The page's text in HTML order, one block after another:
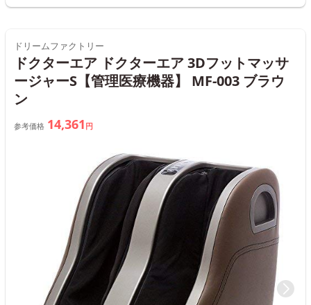
ドリームファクトリー
ドクターエア ドクターエア 3Dフットマッサ
ージャーS【管理医療機器】 MF-003 ブラウ
ン
参考価格 14,361 円